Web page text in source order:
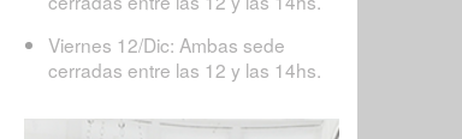
Viernes 12/Dic: Ambas sede
cerradas entre las 12 y las 14hs.